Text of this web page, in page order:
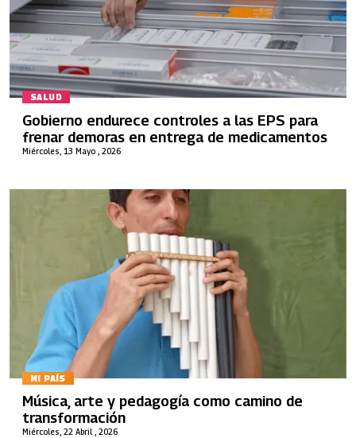
SALUD
Miércoles, 13 Mayo , 2026
Gobierno endurece controles a las EPS para
frenar demoras en entrega de medicamentos
MI PAÍS
Miércoles, 22 Abril , 2026
Música, arte y pedagogía como camino de
transformación